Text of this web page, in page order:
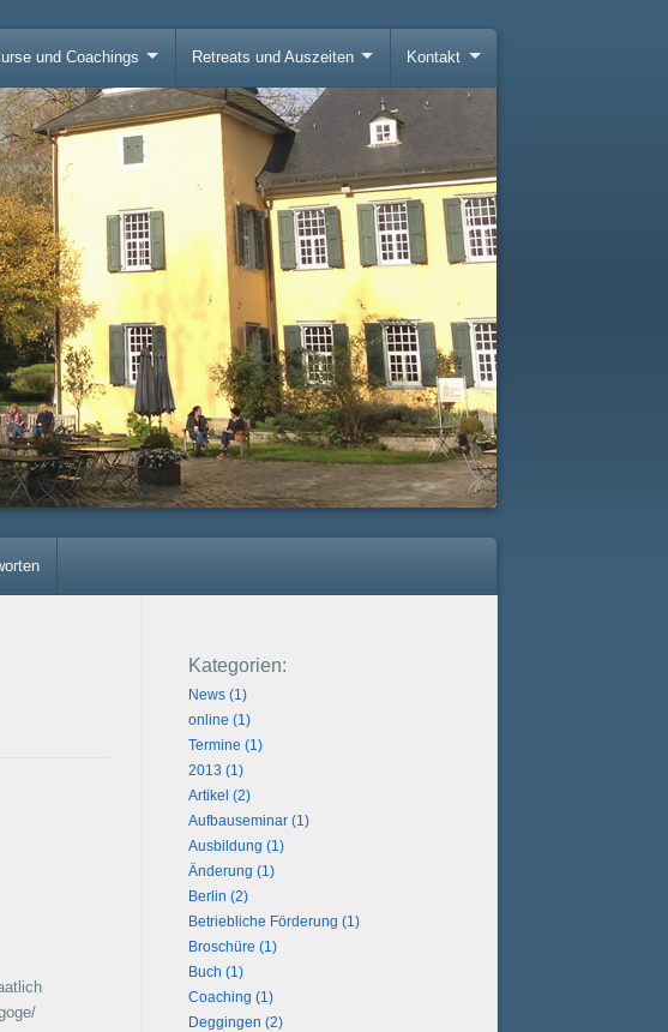
und Coachings Retreats und Auszeiten Kontakt
News (1)
online (1)
Termine (1)
2013 (1)
Artikel (2)
Aufbauseminar (1)
Ausbildung (1)
Änderung (1)
Berlin (2)
Betriebliche Förderung (1)
Broschüre (1)
Buch (1)
Coaching (1)
Deggingen (2)